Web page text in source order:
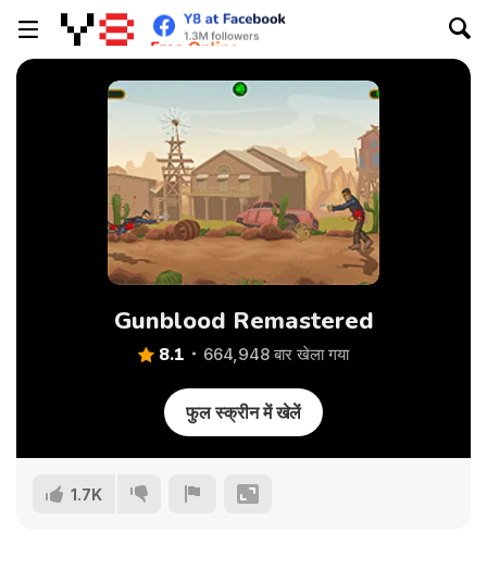
Gunblood Remastered
8.1 664,948 बार खेला गया
फुल स्क्रीन में खेलें
1.7K